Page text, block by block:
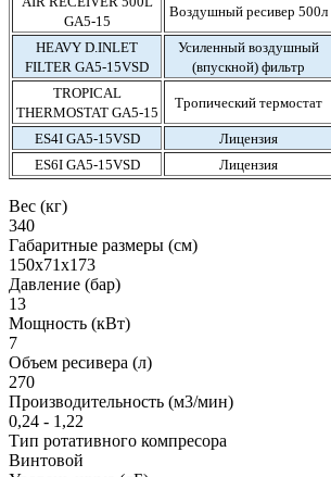
GA5-15
Воздушный ресивер 500л
HEAVY D.INLET
FILTER GA5-15VSD
Усиленный воздушный
(впускной) фильтр
TROPICAL
THERMOSTAT GA5-15
Тропический термостат
ES4I GA5-15VSD
Лицензия
ES6I GA5-15VSD
Лицензия
Вес (кг)
340
Габаритные размеры (см)
150х71х173
Давление (бар)
13
Мощность (кВт)
7
Объем ресивера (л)
270
Производительность (м3/мин)
0,24 - 1,22
Тип ротативного компресора
Винтовой